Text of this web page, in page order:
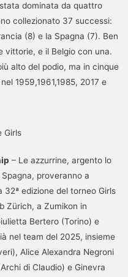
dominata da quattro
collezionato 37 successi:
(8) e la Spagna (7). Ben
vittorie, e il Belgio con una.
alto del podio, ma in cinque
1959,1961,1985, 2017 e
Girls
– Le azzurrine, argento lo
proveranno a
32ª edizione del torneo Girls
Zürich, a Zumikon in
Bertero (Torino) e
nel team del 2025, insieme
Alice Alexandra Negroni
di Claudio) e Ginevra